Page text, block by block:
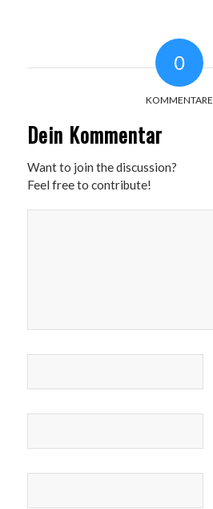
0
KOMMENTARE
Dein Kommentar
Want to join the discussion?
Feel free to contribute!